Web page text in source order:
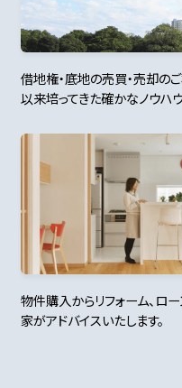
借地権・底地の売買・売却の
以来培ってきた確かなノウハ
物件購入からリフォーム、ロ
家がアドバイスいたします。